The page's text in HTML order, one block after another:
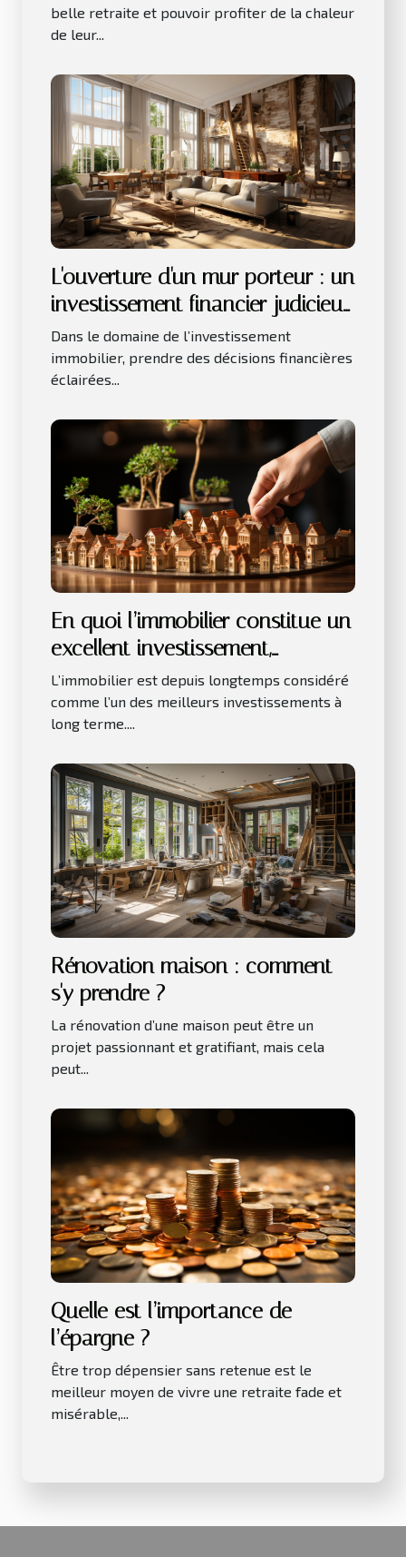
belle retraite et pouvoir profiter de la chaleur
de leur...
L'ouverture d'un mur porteur : un
investissement financier judicieux
pour votre bien immobilier
Dans le domaine de l’investissement
immobilier, prendre des décisions financières
éclairées...
En quoi l’immobilier constitue un
excellent investissement,
notamment sur le long terme ?
L’immobilier est depuis longtemps considéré
comme l’un des meilleurs investissements à
long terme....
Rénovation maison : comment
s'y prendre ?
La rénovation d’une maison peut être un
projet passionnant et gratifiant, mais cela
peut...
Quelle est l’importance de
l’épargne ?
Être trop dépensier sans retenue est le
meilleur moyen de vivre une retraite fade et
misérable,...